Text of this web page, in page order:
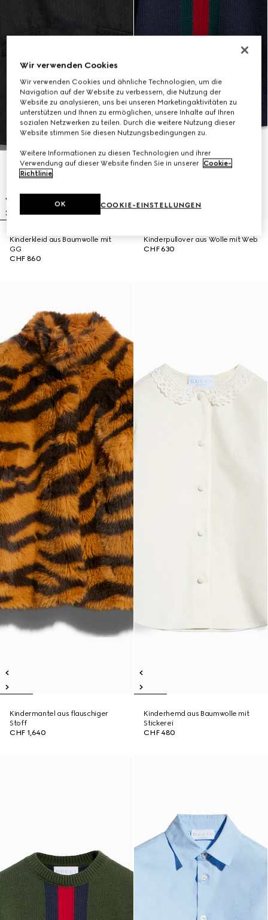
Kinderkleid aus Baumwolle mit
GG
CHF 860
Kinderpullover aus Wolle mit Web
CHF 630
Kindermantel aus flauschiger
Stoff
CHF 1,640
Kinderhemd aus Baumwolle mit
Stickerei
CHF 480
Wir verwenden Cookies
Wir verwenden Cookies und ähnliche Technologien, um die
Navigation auf der Website zu verbessern, die Nutzung der
Website zu analysieren, uns bei unseren Marketingaktivitäten zu
unterstützen und Ihnen zu ermöglichen, unsere Inhalte auf Ihren
sozialen Netzwerken zu teilen. Durch die weitere Nutzung dieser
Website stimmen Sie diesen Nutzungsbedingungen zu.
Weitere Informationen zu diesen Technologien und ihrer
Verwendung auf dieser Website finden Sie in unserer Cookie-
Richtlinie.
COOKIE-EINSTELLUNGEN
OK